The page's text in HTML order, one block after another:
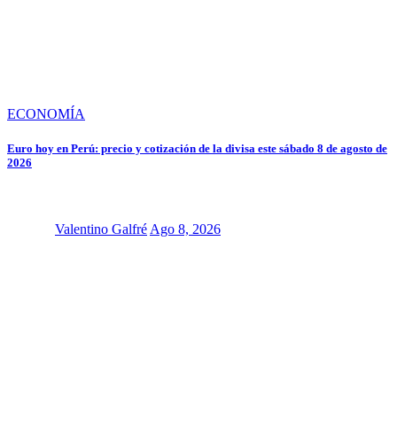
ECONOMÍA
Euro hoy en Perú: precio y cotización de la divisa este sábado 8 de agosto de
2026
Valentino GalfréAgo 8, 2026